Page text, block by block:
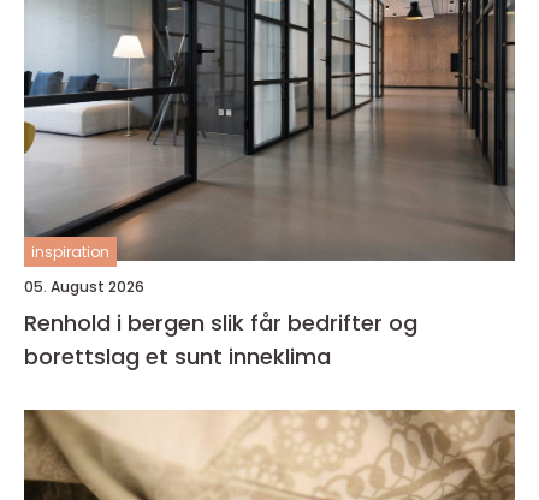
inspiration
05. August 2026
Renhold i bergen slik får bedrifter og
borettslag et sunt inneklima